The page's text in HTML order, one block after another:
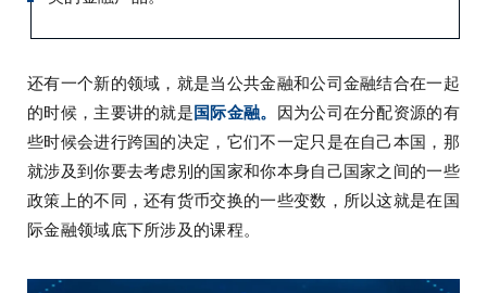
还有一个新的领域，就是当公共金融和公司金融结合在一起
的时候，主要讲的就是国际金融。 因为公司在分配资源的有
些时候会进行跨国的决定，它们不一定只是在自己本国，那
就涉及到你要去考虑别的国家和你本身自己国家之间的一些
政策上的不同，还有货币交换的一些变数，所以这就是在国
际金融领域底下所涉及的课程。